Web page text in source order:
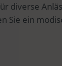
diverse
Sie ein